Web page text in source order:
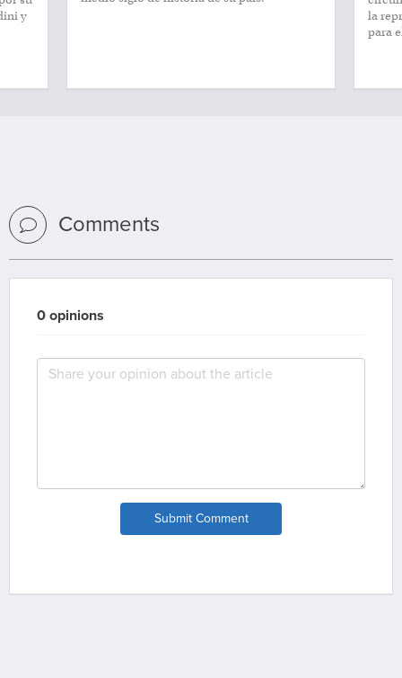
y
la
para
Comments
0 opinions
Submit Comment